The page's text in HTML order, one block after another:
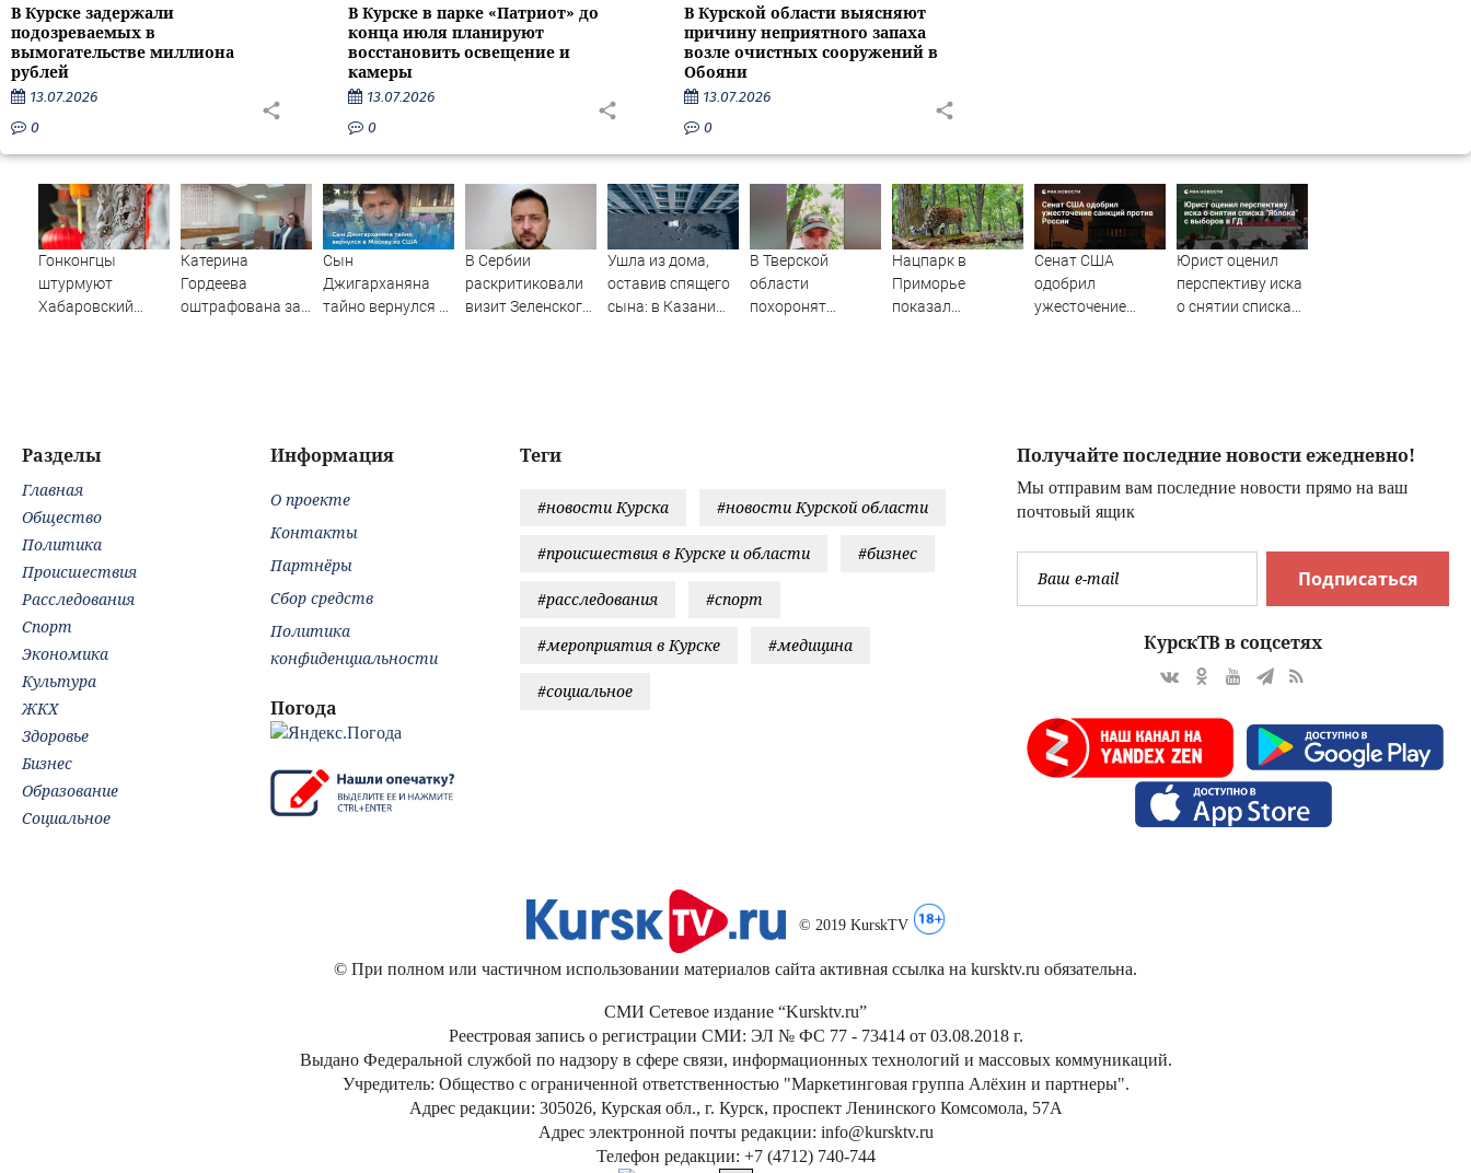
В Курске задержали
подозреваемых в
вымогательстве миллиона
рублей
13.07.2026
0
В Курске в парке «Патриот» до
конца июля планируют
восстановить освещение и
камеры
13.07.2026
0
В Курской области выясняют
причину неприятного запаха
возле очистных сооружений в
Обояни
13.07.2026
0
Гонконгцы
штурмуют
Хабаровский
Катерина
Гордеева
оштрафована за
Сын
Джигарханяна
тайно вернулся в
В Сербии
раскритиковали
визит Зеленского
Ушла из дома,
оставив спящего
сына: в Казани
В Тверской
области
похоронят
Нацпарк в
Приморье
показал
Сенат США
одобрил
ужесточение
Юрист оценил
перспективу иска
о снятии списка
Получайте последние новости ежедневно!
Мы отправим вам последние новости прямо на ваш
почтовый ящик
Подписаться
КурскТВ в соцсетях
Теги
#новости Курска #новости Курской области
#происшествия в Курске и области #бизнес
#расследования #спорт
#мероприятия в Курске #медицина
#социальное
Разделы
Главная
Общество
Политика
Происшествия
Расследования
Спорт
Экономика
Культура
ЖКХ
Здоровье
Бизнес
Образование
Социальное
Информация
О проекте
Контакты
Партнёры
Сбор средств
Политика
конфиденциальности
Погода
© 2019 KurskTV
© При полном или частичном использовании материалов сайта активная ссылка на kursktv.ru обязательна.
СМИ Сетевое издание “Kursktv.ru”
Реестровая запись о регистрации СМИ: ЭЛ № ФС 77 - 73414 от 03.08.2018 г.
Выдано Федеральной службой по надзору в сфере связи, информационных технологий и массовых коммуникаций.
Учредитель: Общество с ограниченной ответственностью "Маркетинговая группа Алёхин и партнеры".
Адрес редакции: 305026, Курская обл., г. Курск, проспект Ленинского Комсомола, 57А
Адрес электронной почты редакции: info@kursktv.ru
Телефон редакции: +7 (4712) 740-744